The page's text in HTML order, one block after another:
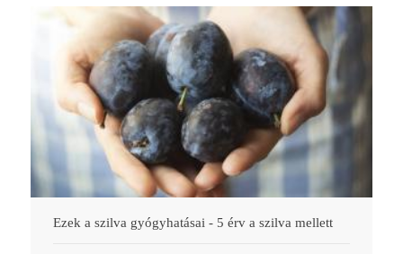
Ezek a szilva gyógyhatásai - 5 érv a szilva mellett